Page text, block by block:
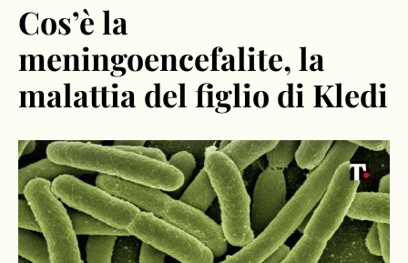
Cos’è la
meningoencefalite, la
malattia del figlio di Kledi